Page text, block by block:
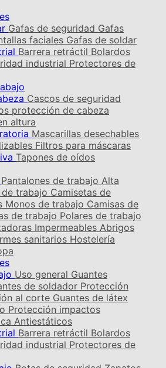
Gafas de seguridad Gafas
faciales Gafas de soldar
Barrera retráctil Bolardos
industrial Protectores de
Cascos de seguridad
protección de cabeza
altura
Mascarillas desechables
Filtros para máscaras
Tapones de oídos
Pantalones de trabajo Alta
de trabajo Camisetas de
Monos de trabajo Camisas de
de trabajo Polares de trabajo
Impermeables Abrigos
sanitarios Hostelería
Uso general Guantes
de soldador Protección
al corte Guantes de látex
Protección impactos
Antiestáticos
Barrera retráctil Bolardos
industrial Protectores de